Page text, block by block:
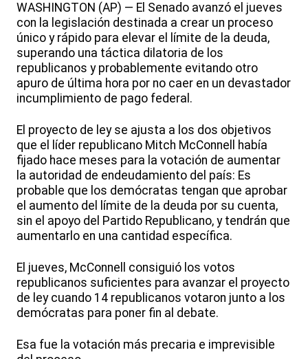
WASHINGTON (AP) — El Senado avanzó el jueves
con la legislación destinada a crear un proceso
único y rápido para elevar el límite de la deuda,
superando una táctica dilatoria de los
republicanos y probablemente evitando otro
apuro de última hora por no caer en un devastador
incumplimiento de pago federal.
El proyecto de ley se ajusta a los dos objetivos
que el líder republicano Mitch McConnell había
fijado hace meses para la votación de aumentar
la autoridad de endeudamiento del país: Es
probable que los demócratas tengan que aprobar
el aumento del límite de la deuda por su cuenta,
sin el apoyo del Partido Republicano, y tendrán que
aumentarlo en una cantidad específica.
El jueves, McConnell consiguió los votos
republicanos suficientes para avanzar el proyecto
de ley cuando 14 republicanos votaron junto a los
demócratas para poner fin al debate.
Esa fue la votación más precaria e imprevisible